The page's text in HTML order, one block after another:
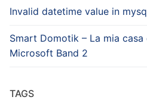
Invalid datetime value in
Smart Domotik – La mia
Microsoft Band 2
TAGS